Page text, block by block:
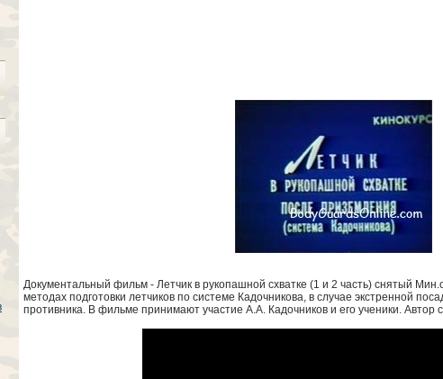
Документальный фильм - Летчик в рукопашной схватке (1 и 2 часть) снятый
методах подготовки летчиков по системе Кадочникова, в случае экстренной
противника. В фильме принимают участие А.А. Кадочников и его ученики. Автор